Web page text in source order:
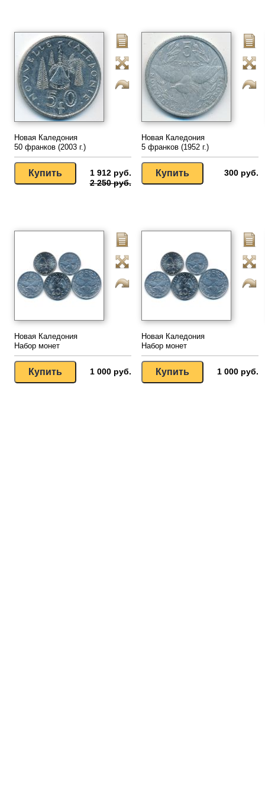
Новая Каледония
50 франков (2003 г.)
1 912 руб.
2 250 руб.
Новая Каледония
5 франков (1952 г.)
300 руб.
Новая Каледония
Набор монет
1 000 руб.
Новая Каледония
Набор монет
1 000 руб.